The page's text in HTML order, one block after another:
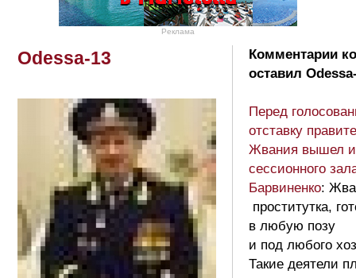
Реклама
Odessa-13
Комментарии
оставил
Перед
отставку
Жвания вышел
сессионного
Барвиненко:
проститутка,
в любую позу
и под любого
Такие деятели